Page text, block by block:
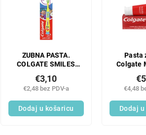
ZUBNA PASTA.
COLGATE SMILES
€2,48 bez PDV-a
€3,10
Dodaj u košaricu
Pasta
Colgate
€4,48
Dodaj